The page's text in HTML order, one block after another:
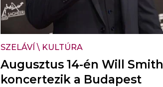
SZELÁVÍ \ KULTÚRA
Augusztus 14-én Will Smith
koncertezik a Budapest